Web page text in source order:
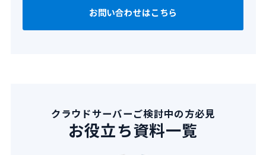
お問い合わせはこちら
クラウドサーバーご検討中の方必見
お役立ち資料一覧